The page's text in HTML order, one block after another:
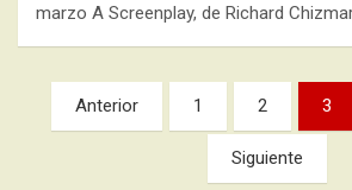
marzo A Screenplay, de Richard
Paginación
Anterior 1 2 3
Siguiente